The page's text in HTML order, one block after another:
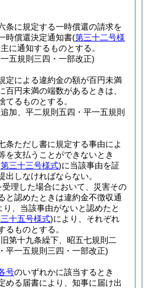
条に規定する一時償還の請求を
時償還決定通知書(第三十二号様
に通知するものとする。
五規則三四・一部改正)
定による違約金の額が百円未満
百円未満の端数があるときは、
てるものとする。
加、平二規則五四・平一五規則
条ただし書に規定する事由によ
を支払うことができないとき
第三十三号様式)に当該事由を証
しなければならない。
受理した場合において、災害その
と認めたときは違約金不徴収通
り、当該事由がないと認めたと
十五号様式)により、それぞれ
るものとする。
第十九条繰下、昭五七規則二
平一五規則三四・一部改正)
号のいずれかに該当するとき
める届書により、知事に届け出